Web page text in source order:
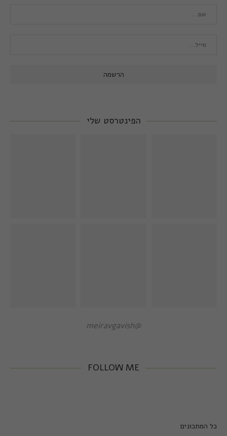
הפינטרסט שלי
@meiravgavish
FOLLOW ME
כל המתכונים